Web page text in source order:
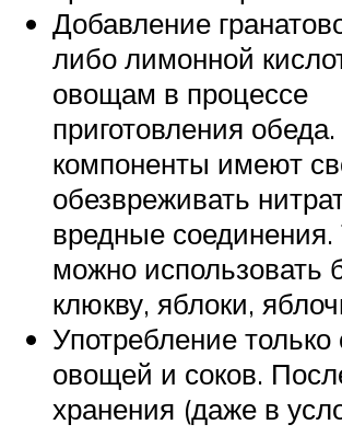
Добавление
либо лимонной
овощам в процессе
приготовления
компоненты имеют
обезвреживать
вредные соединения.
можно использовать
клюкву, яблоки,
Употребление
овощей и соков.
хранения (даже в